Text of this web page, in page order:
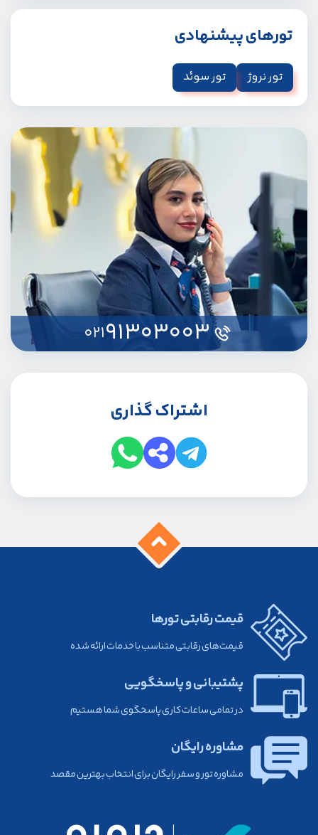
تورهای پیشنهادی
تور نروژ تور سوئد
91303003
021
اشتراک گذاری
قیمت رقابتی تورها
قیمت‌های رقابتی متناسب با خدمات ارائه شده
پشتیبانی و پاسخگویی
در تمامی ساعات کاری پاسخگوی شما هستیم
مشاوره رایگان
مشاوره تور و سفر رایگان برای انتخاب بهترین مقصد